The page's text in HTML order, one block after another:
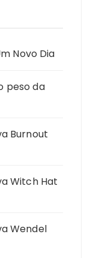
Novo Dia
peso da
Burnout
Witch Hat
Wendel